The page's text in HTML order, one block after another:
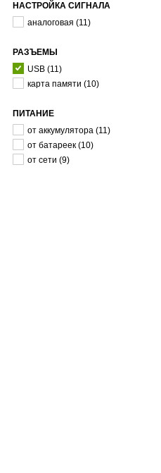
НАСТРОЙКА СИГНАЛА
аналоговая (11)
РАЗЪЕМЫ
USB (11)
карта памяти (10)
ПИТАНИЕ
от аккумулятора (11)
от батареек (10)
от сети (9)